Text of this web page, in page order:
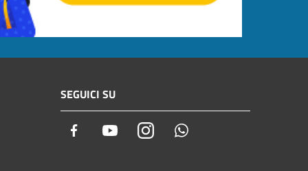
SEGUICI SU
Facebook YoutubeInstagram